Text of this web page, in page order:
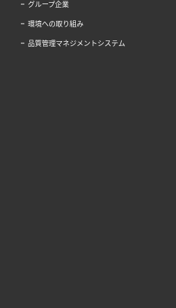
グループ企業
環境への取り組み
品質管理マネジメントシステム